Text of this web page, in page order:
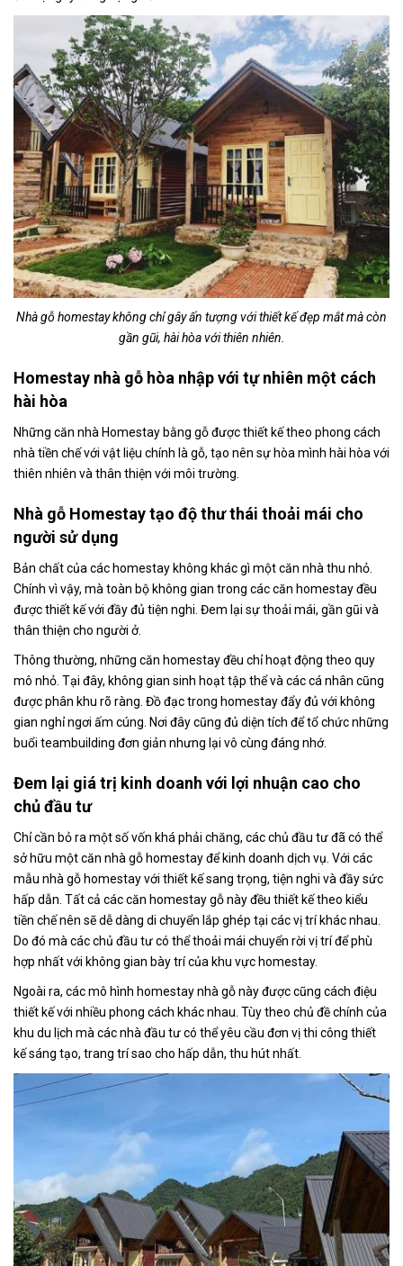
Nhà gỗ homestay không chỉ gây ấn tượng với thiết kế đẹp mắt mà còn
gần gũi, hài hòa với thiên nhiên.
Homestay nhà gỗ hòa nhập với tự nhiên một cách
hài hòa
Những căn nhà Homestay bằng gỗ được thiết kế theo phong cách
nhà tiền chế với vật liệu chính là gỗ, tạo nên sự hòa mình hài hòa với
thiên nhiên và thân thiện với môi trường.
Nhà gỗ Homestay tạo độ thư thái thoải mái cho
người sử dụng
Bản chất của các homestay không khác gì một căn nhà thu nhỏ.
Chính vì vậy, mà toàn bộ không gian trong các căn homestay đều
được thiết kế với đầy đủ tiện nghi. Đem lại sự thoải mái, gần gũi và
thân thiện cho người ở.
Thông thường, những căn homestay đều chỉ hoạt động theo quy
mô nhỏ. Tại đây, không gian sinh hoạt tập thể và các cá nhân cũng
được phân khu rõ ràng. Đồ đạc trong homestay đẩy đủ với không
gian nghỉ ngơi ấm cúng. Nơi đây cũng đủ diện tích để tổ chức những
buổi teambuilding đơn giản nhưng lại vô cùng đáng nhớ.
Đem lại giá trị kinh doanh với lợi nhuận cao cho
chủ đầu tư
Chỉ cần bỏ ra một số vốn khá phải chăng, các chủ đầu tư đã có thể
sở hữu một căn nhà gỗ homestay để kinh doanh dịch vụ. Với các
mẫu nhà gỗ homestay với thiết kế sang trọng, tiện nghi và đầy sức
hấp dẫn. Tất cả các căn homestay gỗ này đều thiết kế theo kiểu
tiền chế nên sẽ dễ dàng di chuyển lắp ghép tại các vị trí khác nhau.
Do đó mà các chủ đầu tư có thể thoải mái chuyển rời vị trí để phù
hợp nhất với không gian bày trí của khu vực homestay.
Ngoài ra, các mô hình homestay nhà gỗ này được cũng cách điệu
thiết kế với nhiều phong cách khác nhau. Tùy theo chủ đề chính của
khu du lịch mà các nhà đầu tư có thể yêu cầu đơn vị thi công thiết
kế sáng tạo, trang trí sao cho hấp dẫn, thu hút nhất.